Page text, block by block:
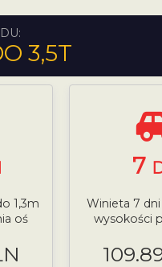
3,5T
1,3m
oś
7
Winieta 7 dni
wysokości